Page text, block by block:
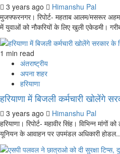
3 years ago
Himanshu Pal
मुजफ्फरनगर। रिपोर्ट- महताब आलम/मसरूर
में युवाओं को नौकरियों के लिए खुली एकेडमी।
1 min read
अंतराष्ट्रीय
अपना शहर
हरियाणा
हरियाणा में बिजली कर्मचारी खोलेंगे
3 years ago
Himanshu Pal
हरियाणा। रिपोर्ट- महावीर सिंह। विभिन्न
यूनियन के आवाहन पर उपमंडल अधिकारी